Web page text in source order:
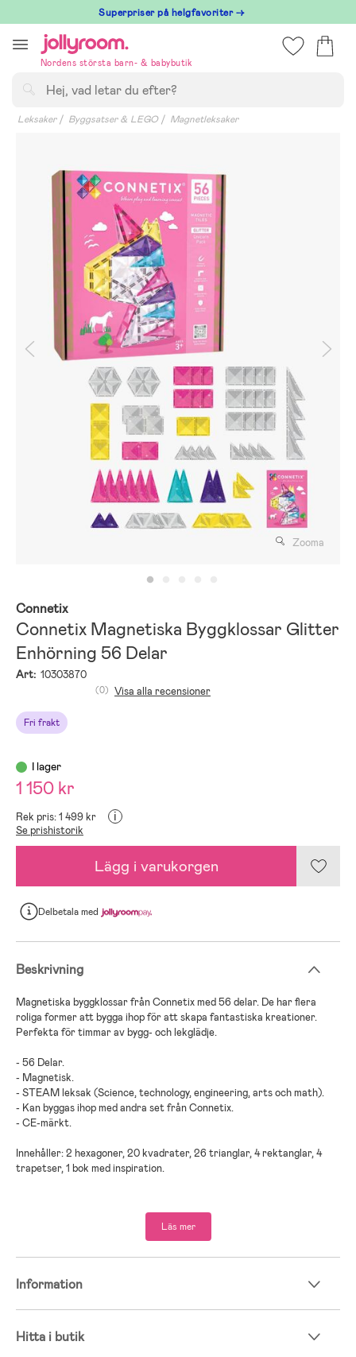
till
innehållet
Superpriser på helgfavoriter →
Nordens största barn- & babybutik
Leksaker Byggsatser & LEGO Magnetleksaker
Zooma
Connetix
Connetix Magnetiska Byggklossar Glitter
Enhörning 56 Delar
Art: 10303870
Fri frakt
(0) Visa alla recensioner
I lager
1 150 kr
Rek pris: 1 499 kr i
Se prishistorik
Lägg i varukorgen
Delbetalamed
Beskrivning
Magnetiska byggklossar från Connetix med 56 delar. De har flera
roliga former att bygga ihop för att skapa fantastiska kreationer.
Perfekta för timmar av bygg- och lekglädje.
- 56 Delar.
- Magnetisk.
- STEAM leksak (Science, technology, engineering, arts och math).
- Kan byggas ihop med andra set från Connetix.
- CE-märkt.
Innehåller: 2 hexagoner, 20 kvadrater, 26 trianglar, 4 rektanglar, 4
trapetser, 1 bok med inspiration.
Läs mer
Information
Hitta i butik